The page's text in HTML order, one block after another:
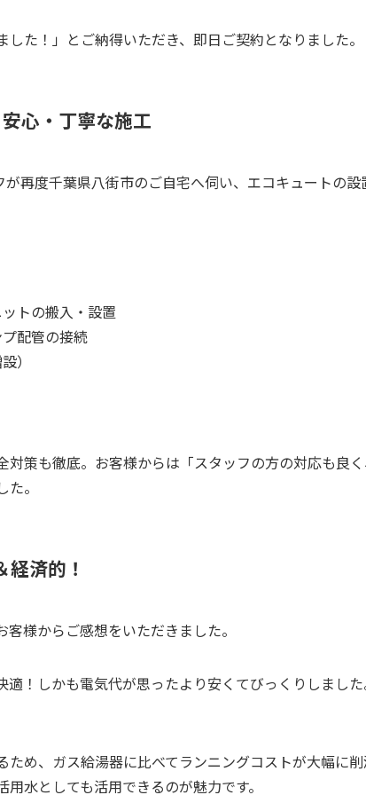
た！」とご納得いただき、即日ご契約となりました。
心・丁寧な施工
再度千葉県八街市のご自宅へ伺い、エコキュートの設
トの搬入・設置
配管の接続
）
対策も徹底。お客様からは「スタッフの方の対応も良
。
済的！
様からご感想をいただきました。
適！しかも電気代が思ったより安くてびっくりしまし
ため、ガス給湯器に比べてランニングコストが大幅に
水としても活用できるのが魅力です。